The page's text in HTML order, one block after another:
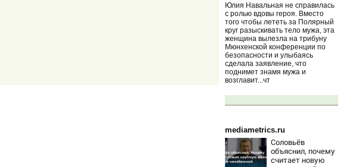
Юлия Навальная не справилась
с ролью вдовы героя. Вместо
того чтобы лететь за Полярный
круг разыскивать тело мужа, эта
женщина вылезла на трибуну
Мюнхенской конференции по
безопасности и улыбаясь
сделала заявление, что
поднимет знамя мужа и
возглавит...чт
mediametrics.ru
Соловьёв
объяснил, почему
считает новую